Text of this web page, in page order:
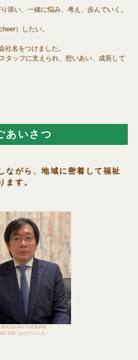
添い、一緒に悩み、考え、歩んでいく。
）したい。
社名をつけました。
タッフに支えられ、想いあい、成長して
あいさつ
ながら、地域に密着して福祉
ます。
株式会社ALC 代表取締役
田 原樹（はなだ げんき）